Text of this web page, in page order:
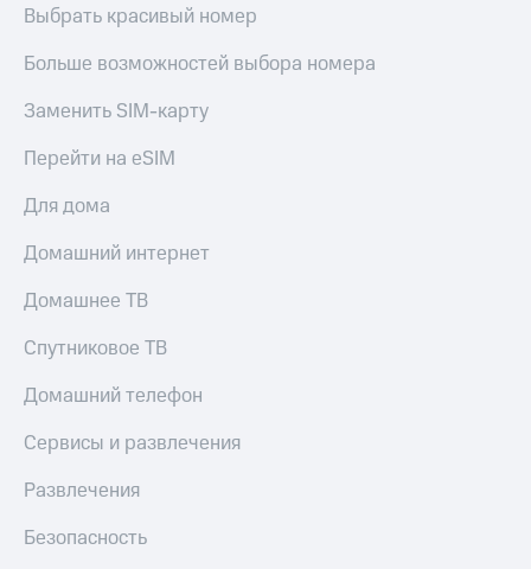
Выбрать красивый номер
Больше возможностей выбора номера
Заменить SIM-карту
Перейти на eSIM
Для дома
Домашний интернет
Домашнее ТВ
Спутниковое ТВ
Домашний телефон
Сервисы и развлечения
Развлечения
Безопасность